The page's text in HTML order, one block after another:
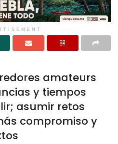
amateurs
y tiempos
asumir retos
compromiso y